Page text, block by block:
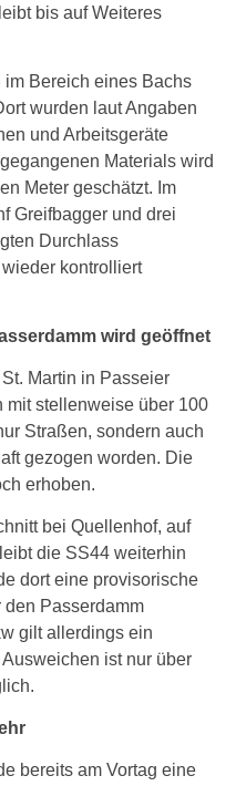
bis auf Weiteres
im Bereich eines Bachs
wurden laut Angaben
und Arbeitsgeräte
Materials wird
Meter geschätzt. Im
Greifbagger und drei
Durchlass
kontrolliert
wird geöffnet
Martin in Passeier
mit stellenweise über 100
Straßen, sondern auch
gezogen worden. Die
erhoben.
bei Quellenhof, auf
die SS44 weiterhin
dort eine provisorische
Passerdamm
gilt allerdings ein
ist nur über
bereits am Vortag eine